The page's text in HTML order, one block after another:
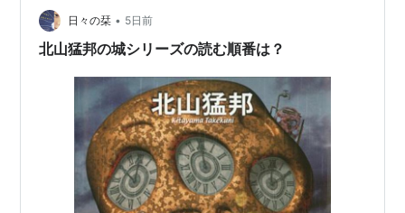
著作リスト
『クロック城』殺人事件』 （講談社ノベルス）
ISBN:406182239X
『瑠璃城』殺人事件』 （講談社ノベルス）
ISBN:4061822632
『アルファベット荘事件』 （白泉社My文庫）
ISBN:4592850106
『アリス・ミラー城』殺人事件』 （講談社ノベル
日々の栞 • 5日前
北山猛邦の城シリーズの読む順番は？